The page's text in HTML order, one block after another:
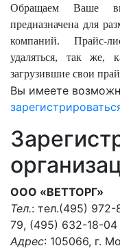
Обращаем Ваше
предназначена для
компаний. Прайс-
удаляться, так же,
загрузившие свои
Вы имеете
ООО «ВЕТТОРГ»
Тел.: тел.(495)
79, (495) 632-18-04
Адрес: 105066, г.